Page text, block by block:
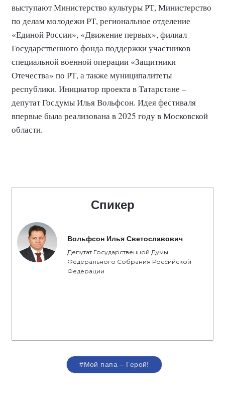
выступают Министерство культуры РТ, Министерство
по делам молодежи РТ, региональное отделение
«Единой России», «Движение первых», филиал
Государственного фонда поддержки участников
специальной военной операции «Защитники
Отечества» по РТ, а также муниципалитеты
республики. Инициатор проекта в Татарстане –
депутат Госдумы Илья Вольфсон. Идея фестиваля
впервые была реализована в 2025 году в Московской
области.
Спикер
Вольфсон Илья Светославович
Депутат Государственной Думы
Федерального Собрания Российской
Федерации
#Мой папа – Герой!